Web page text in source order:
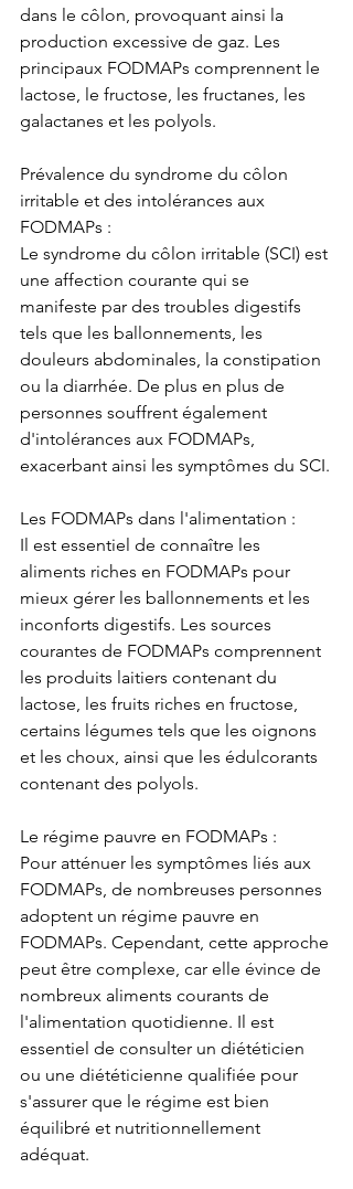
dans le côlon, provoquant ainsi la
production excessive de gaz. Les
principaux FODMAPs comprennent le
lactose, le fructose, les fructanes, les
galactanes et les polyols.
Prévalence du syndrome du côlon
irritable et des intolérances aux
FODMAPs :
Le syndrome du côlon irritable (SCI) est
une affection courante qui se
manifeste par des troubles digestifs
tels que les ballonnements, les
douleurs abdominales, la constipation
ou la diarrhée. De plus en plus de
personnes souffrent également
d'intolérances aux FODMAPs,
exacerbant ainsi les symptômes du SCI.
Les FODMAPs dans l'alimentation :
Il est essentiel de connaître les
aliments riches en FODMAPs pour
mieux gérer les ballonnements et les
inconforts digestifs. Les sources
courantes de FODMAPs comprennent
les produits laitiers contenant du
lactose, les fruits riches en fructose,
certains légumes tels que les oignons
et les choux, ainsi que les édulcorants
contenant des polyols.
Le régime pauvre en FODMAPs :
Pour atténuer les symptômes liés aux
FODMAPs, de nombreuses personnes
adoptent un régime pauvre en
FODMAPs. Cependant, cette approche
peut être complexe, car elle évince de
nombreux aliments courants de
l'alimentation quotidienne. Il est
essentiel de consulter un diététicien
ou une diététicienne qualifiée pour
s'assurer que le régime est bien
équilibré et nutritionnellement
adéquat.